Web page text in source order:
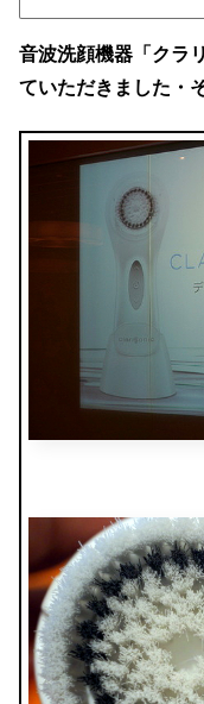
音波洗顔機器「クラ
ていただきました・